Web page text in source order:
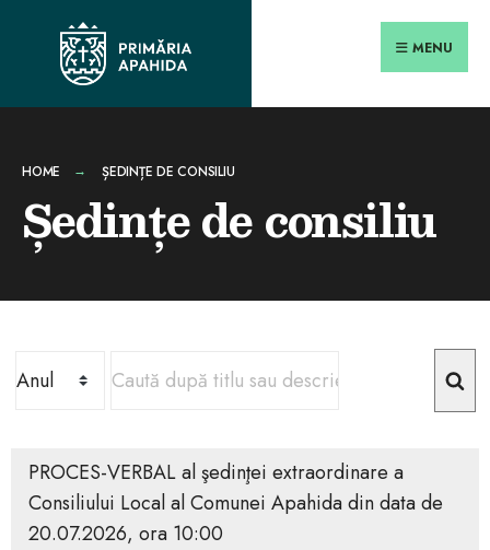
MENU
HOME ȘEDINȚE DE CONSILIU
Ședințe de consiliu
PROCES-VERBAL al şedinţei extraordinare a
Consiliului Local al Comunei Apahida din data de
20.07.2026, ora 10:00